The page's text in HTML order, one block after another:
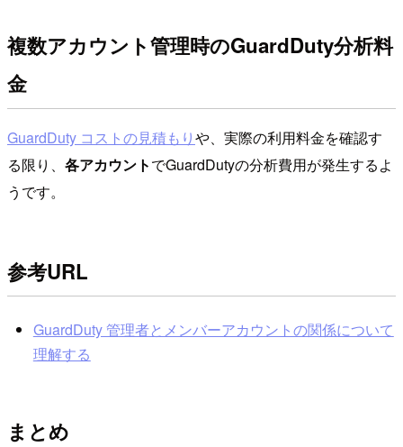
複数アカウント管理時のGuardDuty分析料
金
GuardDuty コストの見積もりや、実際の利用料金を確認す
る限り、 各アカウントでGuardDutyの分析費用が発生するよ
うです。
参考URL
GuardDuty 管理者とメンバーアカウントの関係について
理解する
まとめ